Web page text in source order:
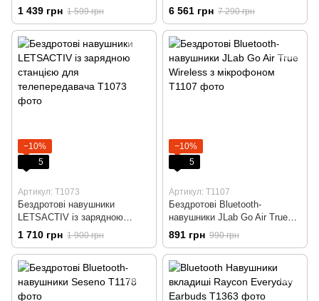
шумозаглушенням
1 439 грн 1 599 грн
відкритим вухом та гачком
6 561 грн 7 290 грн
−10%
5
Артикул: T1073
Бездротові навушники
LETSACTIV із зарядною
станцією для телепередавача
1 710 грн 1 900 грн
−10%
5
Артикул: T1107
Бездротові Bluetooth-
навушники JLab Go Air True
Wireless з мікрофоном
891 грн 990 грн